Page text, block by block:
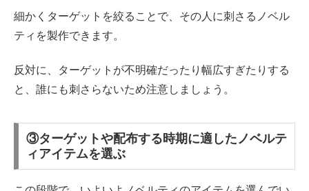
細かくターゲットを絞ることで、その人に刺さるノベル
ティを製作できます。
反対に、ターゲットが不明確だったり幅広すぎたりする
と、誰にも刺さらないため注意しましょう。
③ターゲットや配布する時期に適したノベルテ
ィアイテムを選ぶ